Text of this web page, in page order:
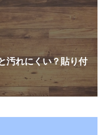
汚れにくい？貼り付